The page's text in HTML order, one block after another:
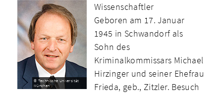
Wissenschaftler
© Technische Universität
München
Geboren am 17. Januar
1945 in Schwandorf als
Sohn des
Kriminalkommissars Michael
Hirzinger und seiner Ehefrau
Frieda, geb., Zitzler. Besuch